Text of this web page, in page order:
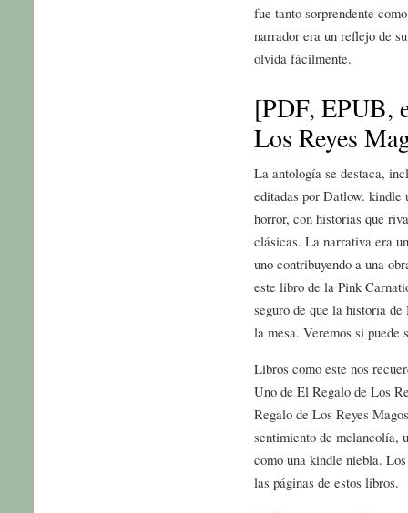
fue tanto sorprendente
narrador era un reflejo de
olvida fácilmente.
[PDF, EPUB,
Los Reyes
La antología se destaca,
editadas por Datlow. kindle
horror, con historias que
clásicas. La narrativa era
uno contribuyendo a una
este libro de la Pink
seguro de que la historia
la mesa. Veremos si puede
Libros como este nos
Uno de El Regalo de Los
Regalo de Los Reyes
sentimiento de melancolía,
como una kindle niebla.
las páginas de estos libros.